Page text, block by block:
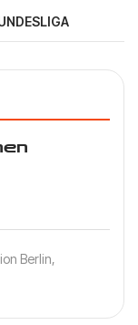
Berlin,